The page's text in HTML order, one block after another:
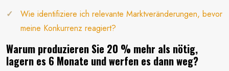
Wie identifiziere ich relevante Marktveränderungen, bevor
meine Konkurrenz reagiert?
Warum produzieren Sie 20 % mehr als nötig,
lagern es 6 Monate und werfen es dann weg?